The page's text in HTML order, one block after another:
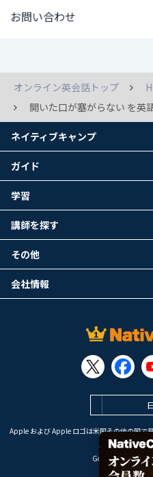
お問い合わせ
オンライン英会話トップ
開いた口が塞がらない を英
Apple および Apple ロゴは米国その他の国で
Apple Inc. のサ
Google Play は
ネイティブキャンプ
ガイド
学習
講師を探す
その他
会社情報